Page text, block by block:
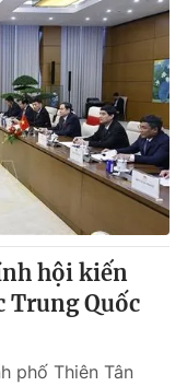
hội kiến
Trung Quốc
phố Thiên Tân